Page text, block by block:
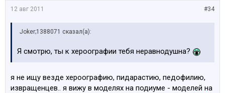
#34
12 авг 2011
Joker;1388071 сказал(а):
Я смотрю, ты к хероографии тебя неравнодушна?
я не ищу везде хероографию, пидарастию, педофилию,
извращенцев.. я вижу в моделях на подиуме - моделей на